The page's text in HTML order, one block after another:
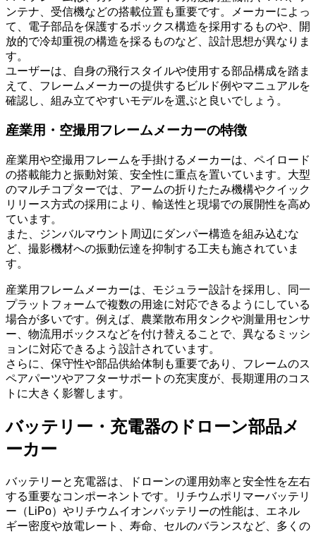
ンテナ、受信機などの搭載位置も重要です。メーカーによっ
て、電子部品を保護するボックス構造を採用するものや、開
放的で冷却重視の構造を採るものなど、設計思想が異なりま
す。
ユーザーは、自身の飛行スタイルや使用する部品構成を踏ま
えて、フレームメーカーの提供するビルド例やマニュアルを
確認し、組み立てやすいモデルを選ぶと良いでしょう。
産業用・空撮用フレームメーカーの特徴
産業用や空撮用フレームを手掛けるメーカーは、ペイロード
の搭載能力と振動対策、安全性に重点を置いています。大型
のマルチコプターでは、アームの折りたたみ機構やクイック
リリース方式の採用により、輸送性と現場での展開性を高め
ています。
また、ジンバルマウント周辺にダンパー構造を組み込むな
ど、撮影機材への振動伝達を抑制する工夫も施されていま
す。
産業用フレームメーカーは、モジュラー設計を採用し、同一
プラットフォームで複数の用途に対応できるようにしている
場合が多いです。例えば、農業散布用タンクや測量用センサ
ー、物流用ボックスなどを付け替えることで、異なるミッシ
ョンに対応できるよう設計されています。
さらに、保守性や部品供給体制も重要であり、フレームのス
ペアパーツやアフターサポートの充実度が、長期運用のコス
トに大きく影響します。
バッテリー・充電器のドローン部品メ
ーカー
バッテリーと充電器は、ドローンの運用効率と安全性を左右
する重要なコンポーネントです。リチウムポリマーバッテリ
ー（LiPo）やリチウムイオンバッテリーの性能は、エネル
ギー密度や放電レート、寿命、セルのバランスなど、多くの